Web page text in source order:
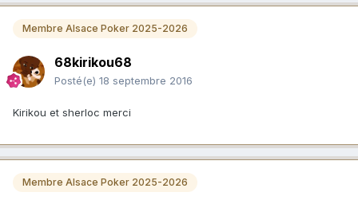
Membre Alsace Poker 2025-2026
68kirikou68
Posté(e) 18 septembre 2016
Kirikou et sherloc merci
Membre Alsace Poker 2025-2026